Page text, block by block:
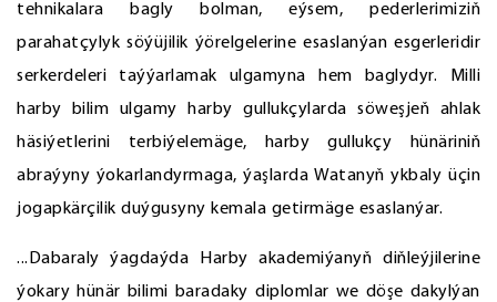
tehnikalara bagly bolman, eýsem, pederlerimiziň
parahatçylyk söýüjilik ýörelgelerine esaslanýan esgerleridir
serkerdeleri taýýarlamak ulgamyna hem baglydyr. Milli
harby bilim ulgamy harby gullukçylarda söweşjeň ahlak
häsiýetlerini terbiýelemäge, harby gullukçy hünäriniň
abraýyny ýokarlandyrmaga, ýaşlarda Watanyň ykbaly üçin
jogapkärçilik duýgusyny kemala getirmäge esaslanýar.
...Dabaraly ýagdaýda Harby akademiýanyň diňleýjilerine
ýokary hünär bilimi baradaky diplomlar we döşe dakylýan